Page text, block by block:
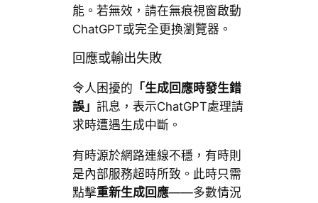
能。若無效，請在無痕視窗啟動
ChatGPT或完全更換瀏覽器。
回應或輸出失敗
令人困擾的 「生成回應時發生錯
誤」 訊息，表示ChatGPT處理請
求時遭遇生成中斷。
有時源於網路連線不穩，有時則
是內部服務超時所致。此時只需
點擊重新生成回應——多數情況